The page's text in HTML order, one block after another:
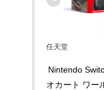
任天堂
Nintendo
オカート ワー